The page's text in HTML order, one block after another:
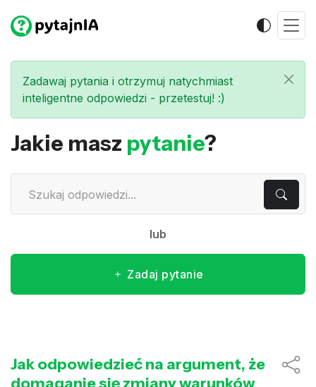
Zadawaj pytania i otrzymuj natychmiast
inteligentne odpowiedzi - przetestuj! :)
Jakie masz pytanie?
lub
Zadaj pytanie
Jak odpowiedzieć na argument, że
domaganie się zmiany warunków